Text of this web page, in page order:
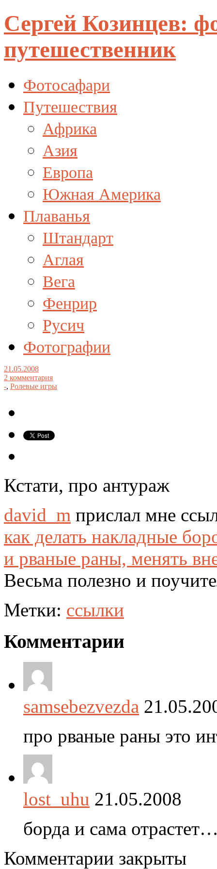
Сергей Козинцев:
путешественник
Фотосафари
Путешествия
Африка
Азия
Европа
Южная Америка
Плаванья
Штандарт
Аглая
Вега
Фенрир
Русич
Фотографии
21.05.2008
2 комментария
-, Ролевые игры
Кстати, про антураж
david_m прислал мне
как делать накладные
и рваные раны, менять
Весьма полезно и
Метки: ссылки
Комментарии
samsebezvezda
про рваные раны это
lost_uhu 21.05.2008
борда и сама
Комментарии закрыты